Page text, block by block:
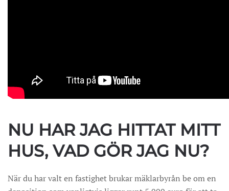
NU HAR JAG HITTAT MITT
HUS, VAD GÖR JAG NU?
När du har valt en fastighet brukar mäklarbyrån be om en